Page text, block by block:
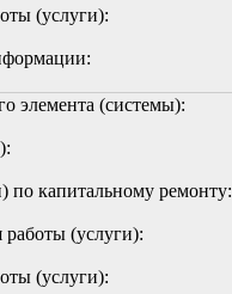
(услуги):
элемента (системы):
по капитальному ремонту:
(услуги):
(услуги):